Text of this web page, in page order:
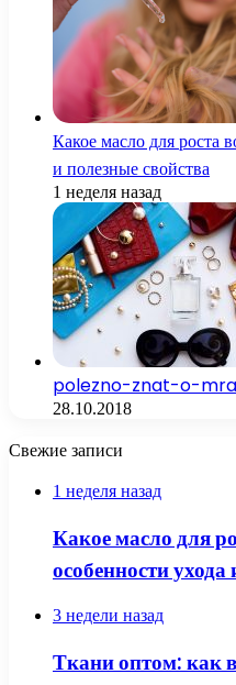
Какое масло для роста
и полезные свойства
1 неделя назад
polezno-znat-o-
28.10.2018
Свежие записи
1 неделя назад
Какое масло для
особенности
3 недели назад
Ткани оптом: как